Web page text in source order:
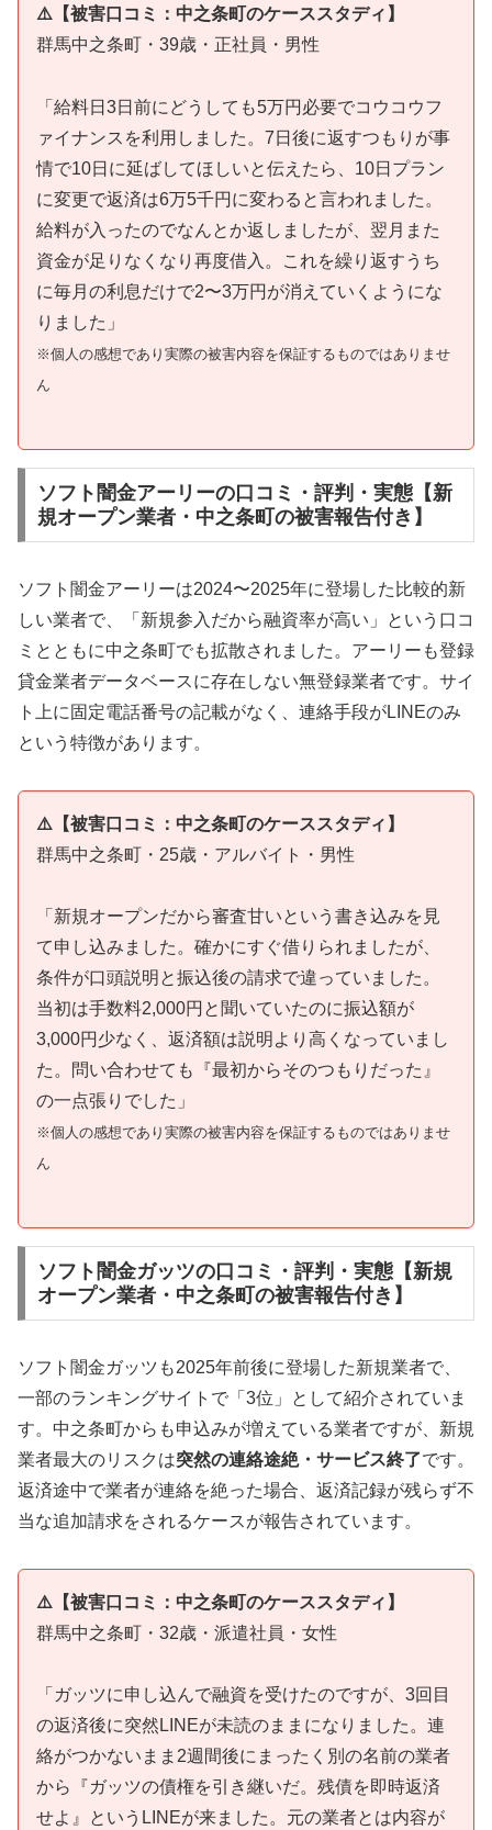
⚠️【被害口コミ：中之条町のケーススタディ】
群馬中之条町・39歳・正社員・男性
「給料日3日前にどうしても5万円必要でコウコウフ
ァイナンスを利用しました。7日後に返すつもりが事
情で10日に延ばしてほしいと伝えたら、10日プラン
に変更で返済は6万5千円に変わると言われました。
給料が入ったのでなんとか返しましたが、翌月また
資金が足りなくなり再度借入。これを繰り返すうち
に毎月の利息だけで2〜3万円が消えていくようにな
りました」
※個人の感想であり実際の被害内容を保証するものではありませ
ん
ソフト闇金アーリーの口コミ・評判・実態【新
規オープン業者・中之条町の被害報告付き】
ソフト闇金アーリーは2024〜2025年に登場した比較的新
しい業者で、「新規参入だから融資率が高い」という口コ
ミとともに中之条町でも拡散されました。アーリーも登録
貸金業者データベースに存在しない無登録業者です。サイ
ト上に固定電話番号の記載がなく、連絡手段がLINEのみ
という特徴があります。
⚠️【被害口コミ：中之条町のケーススタディ】
群馬中之条町・25歳・アルバイト・男性
「新規オープンだから審査甘いという書き込みを見
て申し込みました。確かにすぐ借りられましたが、
条件が口頭説明と振込後の請求で違っていました。
当初は手数料2,000円と聞いていたのに振込額が
3,000円少なく、返済額は説明より高くなっていまし
た。問い合わせても『最初からそのつもりだった』
の一点張りでした」
※個人の感想であり実際の被害内容を保証するものではありませ
ん
ソフト闇金ガッツの口コミ・評判・実態【新規
オープン業者・中之条町の被害報告付き】
ソフト闇金ガッツも2025年前後に登場した新規業者で、
一部のランキングサイトで「3位」として紹介されていま
す。中之条町からも申込みが増えている業者ですが、新規
業者最大のリスクは突然の連絡途絶・サービス終了です。
返済途中で業者が連絡を絶った場合、返済記録が残らず不
当な追加請求をされるケースが報告されています。
⚠️【被害口コミ：中之条町のケーススタディ】
群馬中之条町・32歳・派遣社員・女性
「ガッツに申し込んで融資を受けたのですが、3回目
の返済後に突然LINEが未読のままになりました。連
絡がつかないまま2週間後にまったく別の名前の業者
から『ガッツの債権を引き継いだ。残債を即時返済
せよ』というLINEが来ました。元の業者とは内容が